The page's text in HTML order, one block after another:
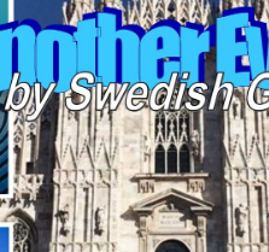
Girls
21.00